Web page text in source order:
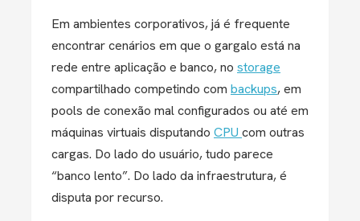
Em ambientes corporativos, já é frequente
encontrar cenários em que o gargalo está na
rede entre aplicação e banco, no storage
compartilhado competindo com backups, em
pools de conexão mal configurados ou até em
máquinas virtuais disputando CPU com outras
cargas. Do lado do usuário, tudo parece
“banco lento”. Do lado da infraestrutura, é
disputa por recurso.